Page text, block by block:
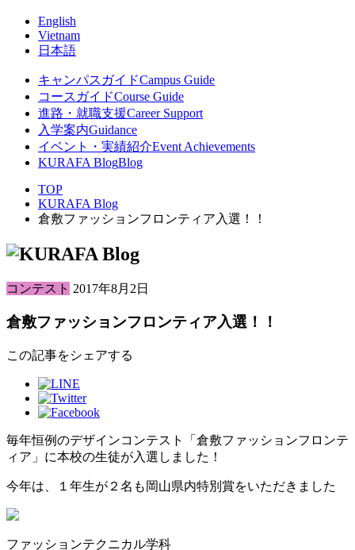
English
Vietnam
日本語
キャンパスガイドCampus Guide
コースガイドCourse Guide
進路・就職支援Career Support
入学案内Guidance
イベント・実績紹介Event Achievements
KURAFA BlogBlog
TOP
KURAFA Blog
倉敷ファッションフロンティア入選！！
コンテスト 2017年8月2日
倉敷ファッションフロンティア入選！！
この記事をシェアする
毎年恒例のデザインコンテスト「倉敷ファッションフロンテ
ィア」に本校の生徒が入選しました！
今年は、１年生が２名も岡山県内特別賞をいただきました
ファッションテクニカル学科